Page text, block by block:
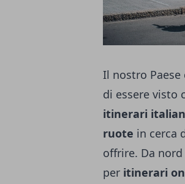
Il nostro
di essere visto
itinerari
ruote in cerca
offrire. Da
per itinerari